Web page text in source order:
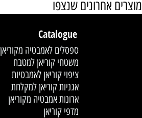
מוצרים אחרונים שנצפו
Catalogue
ספסלים לאמבטיה מקוריאן
משטחי קוריאן למטבח
ציפוי קוריאן לאמבטיות
אגניות קוריאן למקלחת
ארונות אמבטיה מקוריאן
מדפי קוריאן